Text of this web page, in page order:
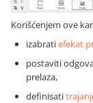
Korišćenjem ove
izabratiefekat
postaviti
prelaza,
definisati